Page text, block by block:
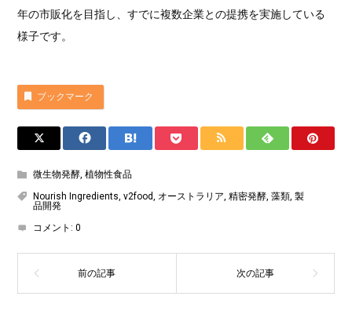
年の市販化を目指し、すでに複数企業との提携を実施している
様子です。
ブックマーク
微生物発酵,植物性食品
Nourish Ingredients,v2food, オーストラリア,精密発酵,藻類,製
品開発
コメント:0